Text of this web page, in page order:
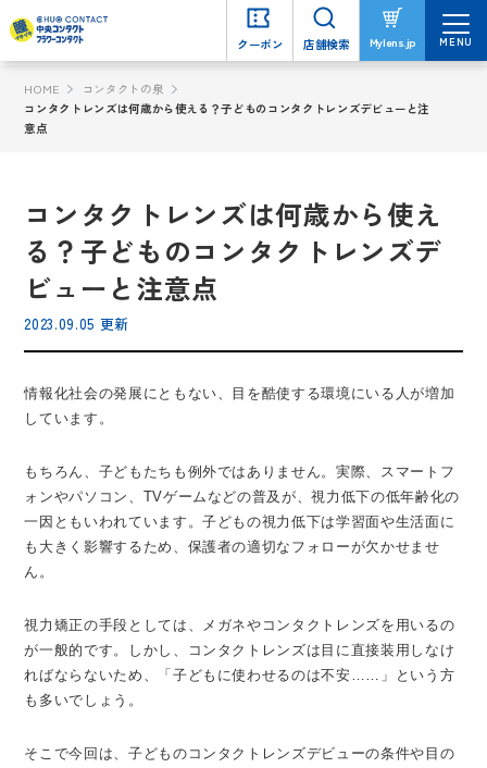
クーポン 店舗検索 Mylens.jp MENU
HOME
コンタクトの泉
コンタクトレンズは何歳から使える？子どものコンタクトレンズデビューと注
意点
コンタクトレンズは何歳から使え
る？子どものコンタクトレンズデ
ビューと注意点
2023.09.05 更新
情報化社会の発展にともない、目を酷使する環境にいる人が増加
しています。
もちろん、子どもたちも例外ではありません。実際、スマートフ
ォンやパソコン、TVゲームなどの普及が、視力低下の低年齢化の
一因ともいわれています。子どもの視力低下は学習面や生活面に
も大きく影響するため、保護者の適切なフォローが欠かせませ
ん。
視力矯正の手段としては、メガネやコンタクトレンズを用いるの
が一般的です。しかし、コンタクトレンズは目に直接装用しなけ
ればならないため、「子どもに使わせるのは不安……」という方
も多いでしょう。
そこで今回は、子どものコンタクトレンズデビューの条件や目の
クーポン 店舗検索 Mylens.jp MENU